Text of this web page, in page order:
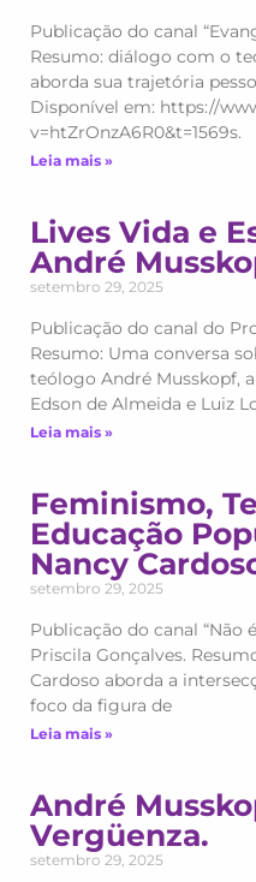
Publicação do canal
Resumo: diálogo com o
aborda sua trajetória
Disponível em: https://
v=htZrOnzA6R0&t=1569s.
Leia mais »
Lives Vida e
André
setembro 29, 2025
Publicação do canal do
Resumo: Uma conversa
teólogo André Musskopf,
Edson de Almeida e Luiz
Leia mais »
Feminismo,
Educação
Nancy
setembro 29, 2025
Publicação do canal “Não
Priscila Gonçalves.
Cardoso aborda a
foco da figura de
Leia mais »
André
Vergüenza.
setembro 29, 2025